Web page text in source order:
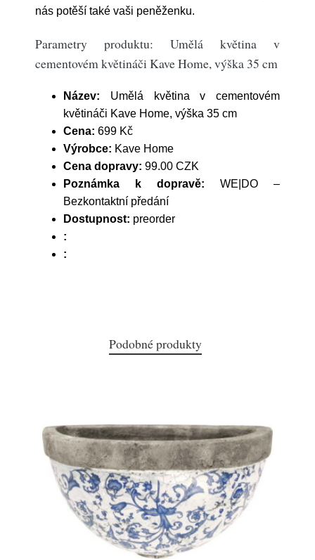
nás potěší také vaši peněženku.
Parametry produktu: Umělá květina v
cementovém květináči Kave Home, výška 35 cm
Název: Umělá květina v cementovém
květináči Kave Home, výška 35 cm
Cena: 699 Kč
Výrobce: Kave Home
Cena dopravy: 99.00 CZK
Poznámka k dopravě: WE|DO –
Bezkontaktní předání
Dostupnost: preorder
:
:
Podobné produkty